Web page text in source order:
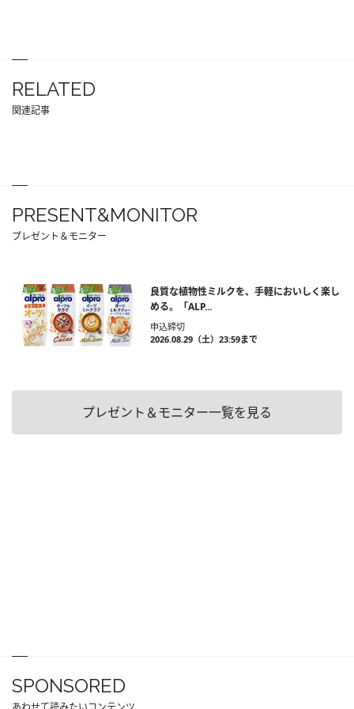
RELATED
関連記事
PRESENT&MONITOR
プレゼント＆モニター
良質な植物性ミルクを、手軽においしく楽し
める。「ALP...
申込締切
2026.08.29（土）23:59まで
プレゼント＆モニター一覧を見る
SPONSORED